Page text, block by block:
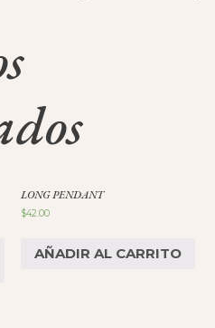
LONG PENDANT
$42.00
AÑADIR AL CARRITO